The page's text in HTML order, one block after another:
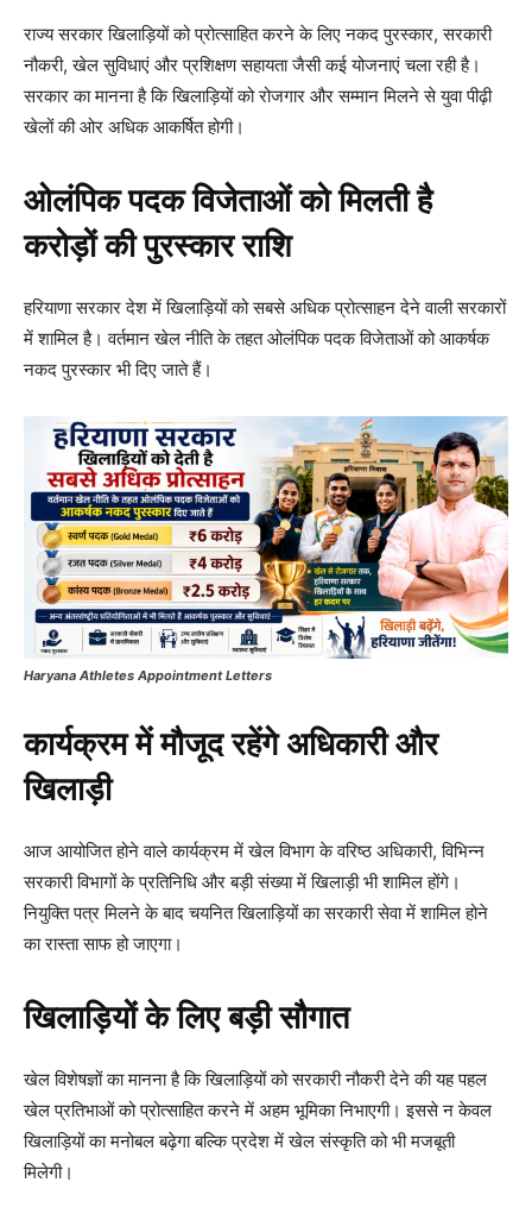
राज्य सरकार खिलाड़ियों को प्रोत्साहित करने के लिए नकद पुरस्कार, सरकारी
नौकरी, खेल सुविधाएं और प्रशिक्षण सहायता जैसी कई योजनाएं चला रही है।
सरकार का मानना है कि खिलाड़ियों को रोजगार और सम्मान मिलने से युवा पीढ़ी
खेलों की ओर अधिक आकर्षित होगी।
ओलंपिक पदक विजेताओं को मिलती है
करोड़ों की पुरस्कार राशि
हरियाणा सरकार देश में खिलाड़ियों को सबसे अधिक प्रोत्साहन देने वाली सरकारों
में शामिल है। वर्तमान खेल नीति के तहत ओलंपिक पदक विजेताओं को आकर्षक
नकद पुरस्कार भी दिए जाते हैं।
Haryana Athletes Appointment Letters
कार्यक्रम में मौजूद रहेंगे अधिकारी और
खिलाड़ी
आज आयोजित होने वाले कार्यक्रम में खेल विभाग के वरिष्ठ अधिकारी, विभिन्न
सरकारी विभागों के प्रतिनिधि और बड़ी संख्या में खिलाड़ी भी शामिल होंगे।
नियुक्ति पत्र मिलने के बाद चयनित खिलाड़ियों का सरकारी सेवा में शामिल होने
का रास्ता साफ हो जाएगा।
खिलाड़ियों के लिए बड़ी सौगात
खेल विशेषज्ञों का मानना है कि खिलाड़ियों को सरकारी नौकरी देने की यह पहल
खेल प्रतिभाओं को प्रोत्साहित करने में अहम भूमिका निभाएगी। इससे न केवल
खिलाड़ियों का मनोबल बढ़ेगा बल्कि प्रदेश में खेल संस्कृति को भी मजबूती
मिलेगी।